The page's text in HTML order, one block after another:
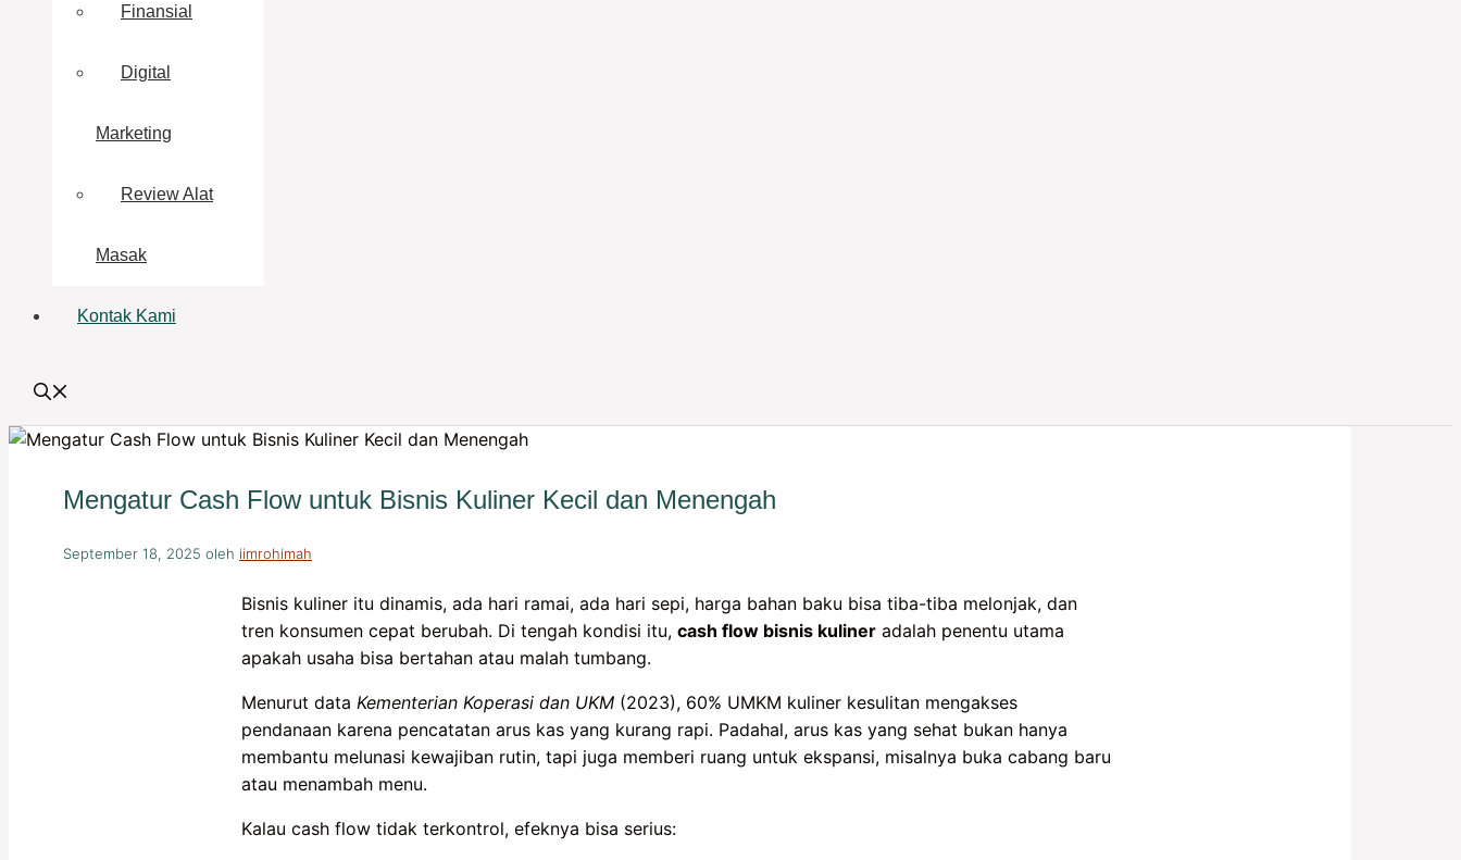
Finansial
Digital
Marketing
Review Alat
Masak
Kontak Kami
Mengatur Cash Flow untuk Bisnis Kuliner Kecil dan Menengah
September 18, 2025 oleh iimrohimah
Bisnis kuliner itu dinamis, ada hari ramai, ada hari sepi, harga bahan baku bisa tiba-tiba melonjak, dan
tren konsumen cepat berubah. Di tengah kondisi itu, cash flow bisnis kulineradalah penentu utama
apakah usaha bisa bertahan atau malah tumbang.
Menurut data Kementerian Koperasi dan UKM(2023), 60% UMKM kuliner kesulitan mengakses
pendanaan karena pencatatan arus kas yang kurang rapi. Padahal, arus kas yang sehat bukan hanya
membantu melunasi kewajiban rutin, tapi juga memberi ruang untuk ekspansi, misalnya buka cabang baru
atau menambah menu.
Kalau cash flow tidak terkontrol, efeknya bisa serius: